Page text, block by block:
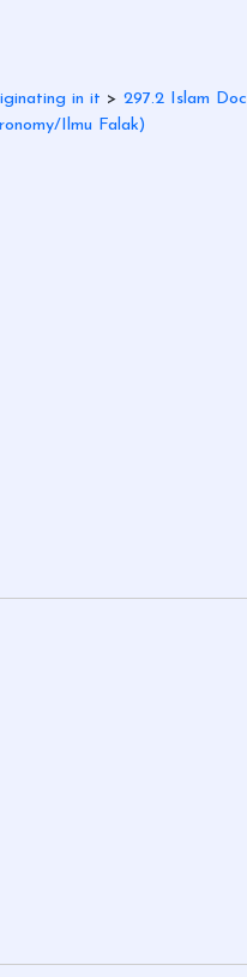
in it > 297.2 Islam
Ilmu Falak)